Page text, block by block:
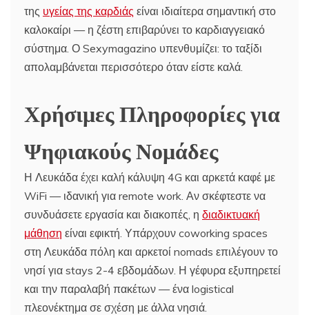
της υγείας της καρδιάς είναι ιδιαίτερα σημαντική στο
καλοκαίρι — η ζέστη επιβαρύνει το καρδιαγγειακό
σύστημα. Ο Sexymagazino υπενθυμίζει: το ταξίδι
απολαμβάνεται περισσότερο όταν είστε καλά.
Χρήσιμες Πληροφορίες για
Ψηφιακούς Νομάδες
Η Λευκάδα έχει καλή κάλυψη 4G και αρκετά καφέ με
WiFi — ιδανική για remote work. Αν σκέφτεστε να
συνδυάσετε εργασία και διακοπές, η διαδικτυακή
μάθηση είναι εφικτή. Υπάρχουν coworking spaces
στη Λευκάδα πόλη και αρκετοί nomads επιλέγουν το
νησί για stays 2-4 εβδομάδων. Η γέφυρα εξυπηρετεί
και την παραλαβή πακέτων — ένα logistical
πλεονέκτημα σε σχέση με άλλα νησιά.